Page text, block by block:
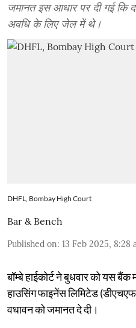
जमानत इस आधार पर दी गई कि
अवधि के लिए जेल में थे।
DHFL, Bombay High Court
Bar & Bench
Published on: 13 Feb 2025, 8:28
बॉम्बे हाईकोर्ट ने बुधवार को यस बैंक
हाउसिंग फाइनेंस लिमिटेड
वधावन को जमानत दे दी।